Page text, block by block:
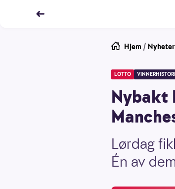
Hjem / Nyheter
LOTTO
Nybakt
Lørdag
Én av